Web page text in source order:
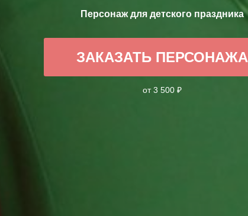
Персонаж для детского праздника
ЗАКАЗАТЬ ПЕРСОНАЖА
от 3 500 ₽